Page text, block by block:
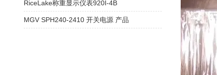
RiceLake称重显示仪表920I-4B
MGV SPH240-2410 开关电源 产品